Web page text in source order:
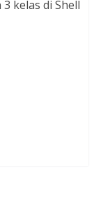
kelas di Shell